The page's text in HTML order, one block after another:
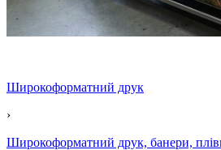
Широкоформатний друк
›
Широкоформатний друк, банери,